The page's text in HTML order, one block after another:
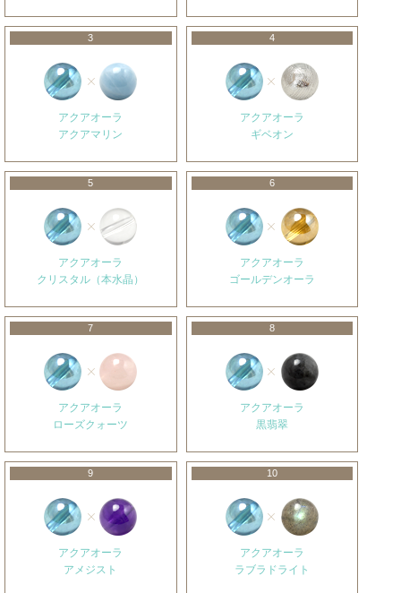
3
アクアオーラ
アクアマリン
4
アクアオーラ
ギベオン
5
アクアオーラ
クリスタル（本水晶）
6
アクアオーラ
ゴールデンオーラ
7
アクアオーラ
ローズクォーツ
8
アクアオーラ
黒翡翠
9
アクアオーラ
アメジスト
10
アクアオーラ
ラブラドライト